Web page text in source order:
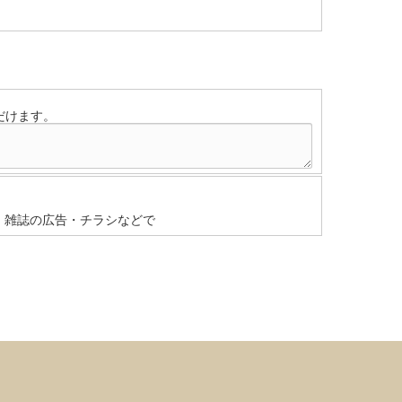
ます。
雑誌の広告・チラシなどで